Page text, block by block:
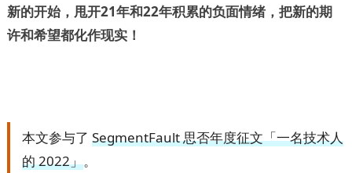
新的开始，甩开21年和22年积累的负面情绪，把新的期
许和希望都化作现实！
本文参与了 SegmentFault 思否年度征文「一名技术人
的 2022」。